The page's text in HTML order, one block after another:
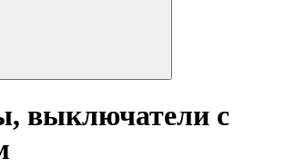
выключатели с